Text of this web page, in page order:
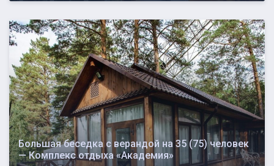
Большая беседка с верандой на 35 (75) человек
— Комплекс отдыха «Академия»